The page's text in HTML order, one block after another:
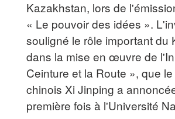
Kazakhstan, lors de
« Le pouvoir des idées ».
souligné le rôle important du
dans la mise en œuvre de
Ceinture et la Route », que
chinois Xi Jinping a
première fois à l'Université